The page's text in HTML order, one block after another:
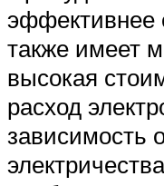
эффективнее
также имеет
высокая
расход
зависимость